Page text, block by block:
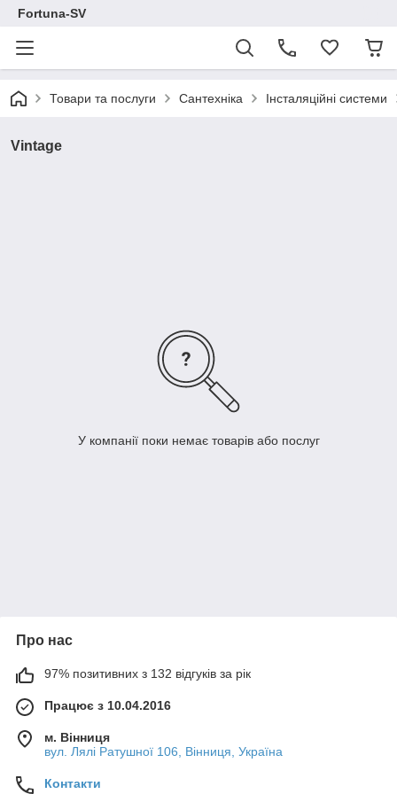
Fortuna-SV
Товари та послуги Сантехніка Інсталяційні системи
Vintage
У компанії поки немає товарів або послуг
Про нас
97% позитивних з 132 відгуків за рік
Працює з 10.04.2016
м. Вінниця
вул. Лялі Ратушної 106, Вінниця, Україна
Контакти